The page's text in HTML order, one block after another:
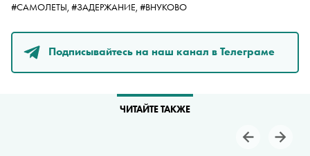
#САМОЛЕТЫ, #ЗАДЕРЖАНИЕ, #ВНУКОВО
Подписывайтесь на наш канал в Телеграме
ЧИТАЙТЕ ТАКЖЕ